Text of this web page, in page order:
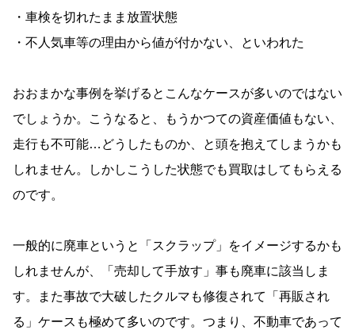
・車検を切れたまま放置状態
・不人気車等の理由から値が付かない、といわれた
おおまかな事例を挙げるとこんなケースが多いのではない
でしょうか。こうなると、もうかつての資産価値もない、
走行も不可能…どうしたものか、と頭を抱えてしまうかも
しれません。しかしこうした状態でも買取はしてもらえる
のです。
一般的に廃車というと「スクラップ」をイメージするかも
しれませんが、「売却して手放す」事も廃車に該当しま
す。また事故で大破したクルマも修復されて「再販され
る」ケースも極めて多いのです。つまり、不動車であって